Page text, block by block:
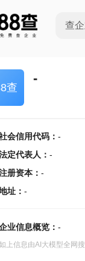
查
查
-
会信用代码： -
定代表人 ： -
册资本： -
址： -
业信息概览： -
上信息由AI大模型全网